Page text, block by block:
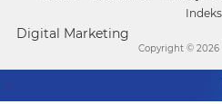
Indeks
Digital Marketing
Copyright © 2026